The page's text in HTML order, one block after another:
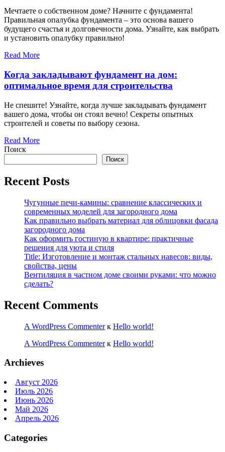
Мечтаете о собственном доме? Начните с фундамента!
Правильная опалубка фундамента – это основа вашего
будущего счастья и долговечности дома. Узнайте, как выбрать
и установить опалубку правильно!
Read More
Когда закладывают фундамент на дом:
оптимальное время для строительства
Не спешите! Узнайте, когда лучше закладывать фундамент
вашего дома, чтобы он стоял вечно! Секреты опытных
строителей и советы по выбору сезона.
Read More
Поиск
Поиск
Recent Posts
Чугунные печи-камины: сравнение классических и
современных моделей для загородного дома
Как правильно выбрать материал для облицовки фасада
загородного дома
Как оформить гостиную в квартире: практичные
решения для уюта и стиля
Title: Изготовление и монтаж стальных навесов: виды,
свойства, цены
Вентиляция в частном доме своими руками: что можно
сделать?
Recent Comments
A WordPress Commenterк Hello world!
A WordPress Commenterк Hello world!
Archieves
Август 2026
Июль 2026
Июнь 2026
Май 2026
Апрель 2026
Categories